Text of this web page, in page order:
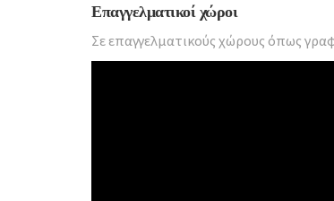
Επαγγελματικοί χώροι
Σε επαγγελματικούς χώρους όπως